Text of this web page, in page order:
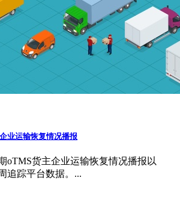
业运输恢复情况播报
oTMS货主企业运输恢复情况播报以
追踪平台数据。...